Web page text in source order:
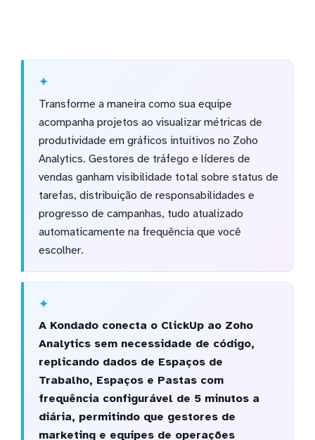
Transforme a maneira como sua equipe
acompanha projetos ao visualizar métricas de
produtividade em gráficos intuitivos no Zoho
Analytics. Gestores de tráfego e líderes de
vendas ganham visibilidade total sobre status de
tarefas, distribuição de responsabilidades e
progresso de campanhas, tudo atualizado
automaticamente na frequência que você
escolher.
A Kondado conecta o ClickUp ao Zoho
Analytics sem necessidade de código,
replicando dados de Espaços de
Trabalho, Espaços e Pastas com
frequência configurável de 5 minutos a
diária, permitindo que gestores de
marketing e equipes de operações